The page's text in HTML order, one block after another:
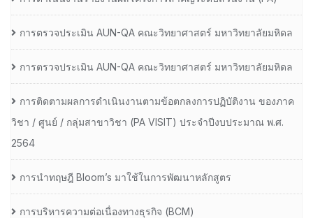
การตรวจประเมิน AUN-QA คณะวิทยาศาสตร์ มหาวิทยาลัยมหิดล
การตรวจประเมิน AUN-QA คณะวิทยาศาสตร์ มหาวิทยาลัยมหิดล
การติดตามผลการดำเนินงานตามข้อตกลงการปฏิบัติงาน ของภาค
วิชา / ศูนย์ / กลุ่มสาขาวิชา (PA VISIT) ประจำปีงบประมาณ พ.ศ.​
2564
การนำทฤษฎี Bloom’s มาใช้ในการพัฒนาหลักสูตร
การบริหารความต่อเนื่องทางธุรกิจ (BCM)